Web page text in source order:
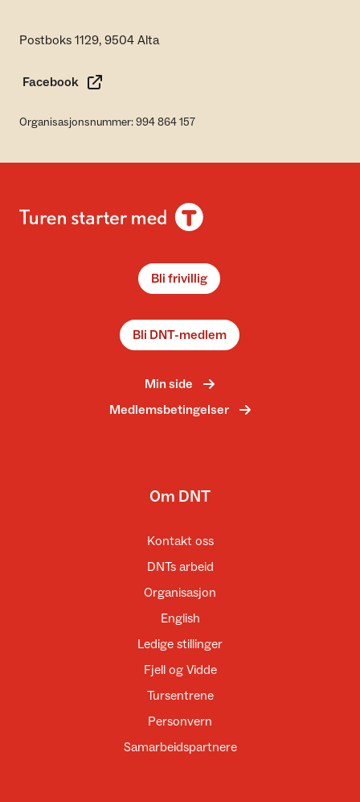
Postboks 1129, 9504 Alta
Facebook
Organisasjonsnummer: 994 864 157
Bli frivillig
Bli DNT-medlem
Min side
Medlemsbetingelser
Om DNT
Kontakt oss
DNTs arbeid
Organisasjon
English
Ledige stillinger
Fjell og Vidde
Tursentrene
Personvern
Samarbeidspartnere